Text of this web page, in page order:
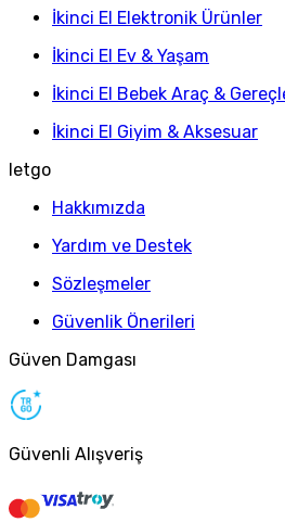
İkinci El Elektronik Ürünler
İkinci El Ev & Yaşam
İkinci El Bebek Araç &
İkinci El Giyim & Aksesuar
letgo
Hakkımızda
Yardım ve Destek
Sözleşmeler
Güvenlik Önerileri
Güven Damgası
Güvenli Alışveriş